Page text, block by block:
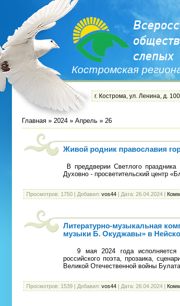
Костромская
г. Кострома, ул. Ленина, д.
Главная » 2024 » Апрель » 26
Живой родник православия
В преддверии Светлого
Духовно - просветительский центр
Просмотров: 1750 | Добавил: vos44 | Дата: 26.04.2024 |
Литературно-музыкальная
музыки Б. Окуджавы» в
9 мая 2024 года исполняется
российского поэта, прозаика,
Великой Отечественной войны
Просмотров: 1539 | Добавил: vos44 | Дата: 26.04.2024 |